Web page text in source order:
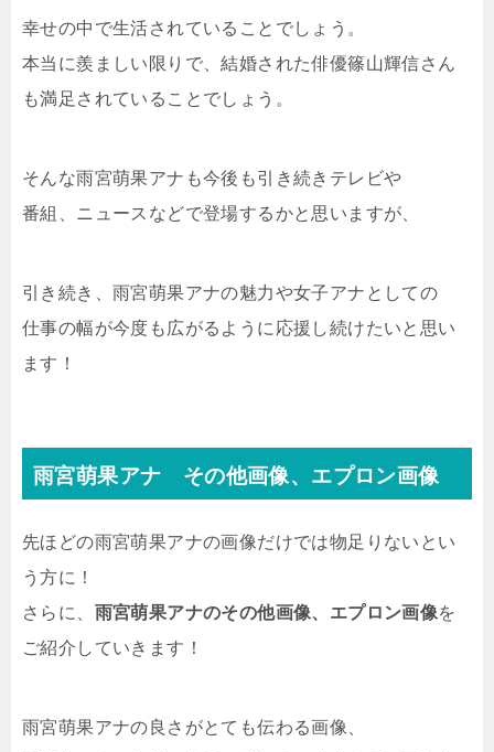
幸せの中で生活されていることでしょう。
本当に羨ましい限りで、結婚された俳優篠山輝信さん
も満足されていることでしょう。
そんな雨宮萌果アナも今後も引き続きテレビや
番組、ニュースなどで登場するかと思いますが、
引き続き、雨宮萌果アナの魅力や女子アナとしての
仕事の幅が今度も広がるように応援し続けたいと思い
ます！
雨宮萌果アナ その他画像、エプロン画像
先ほどの雨宮萌果アナの画像だけでは物足りないとい
う方に！
さらに、 雨宮萌果アナのその他画像、エプロン画像を
ご紹介していきます！
雨宮萌果アナの良さがとても伝わる画像、